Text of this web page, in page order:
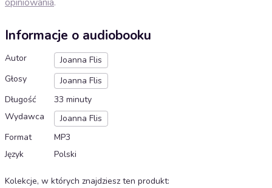
Informacje o audiobooku
Autor
Joanna Flis
Głosy
Joanna Flis
Długość
33 minuty
Wydawca
Joanna Flis
Format
MP3
Język
Polski
Kolekcje, w których znajdziesz ten produkt: